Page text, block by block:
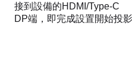
接到設備的HDMI/Type-C
DP端，即完成設置開始投影